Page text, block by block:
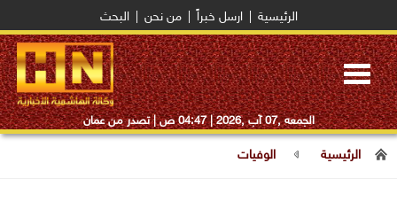
الرئيسية ارسل خبراً من نحن البحث
Toggle
navigation
الجمعه ,07 آب ,2026 | 04:47 ص | تصدر من عمان
الرئيسية الوفيات